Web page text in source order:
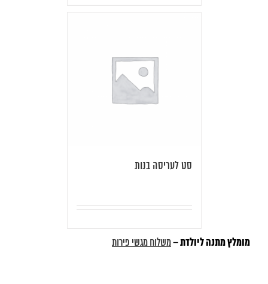
סט לעריסה בנות
מומלץ מתנה ליולדת–משלוח מגשי פירות